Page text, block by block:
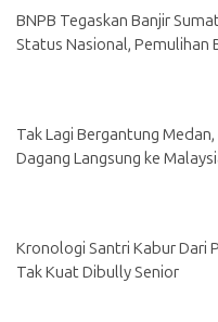
BNPB Tegaskan Banjir
Status Nasional, Pemulihan
Tak Lagi Bergantung
Dagang Langsung ke
Kronologi Santri Kabur Dari
Tak Kuat Dibully Senior